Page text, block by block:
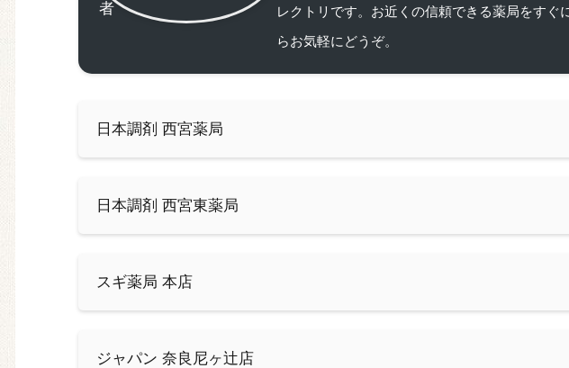
レクトリです。お近くの信頼できる薬局をす
らお気軽にどうぞ。
日本調剤 西宮薬局
日本調剤 西宮東薬局
スギ薬局 本店
ジャパン 奈良尼ヶ辻店